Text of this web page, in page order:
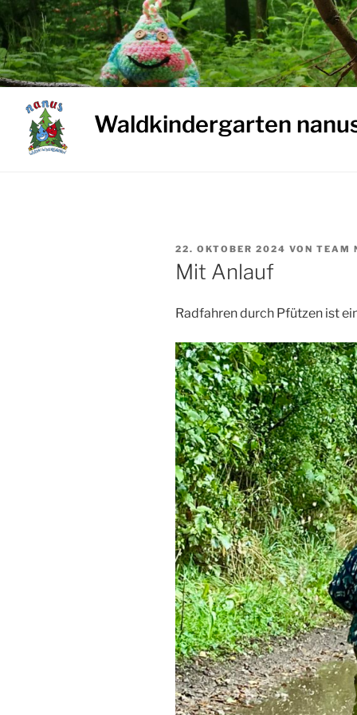
Weiter
zum
Inhalt
Waldkindergarten
VERÖFFENTLICHT
AM
22. OKTOBER 2024 VON TEAM
Mit Anlauf
Radfahren durch Pfützen ist